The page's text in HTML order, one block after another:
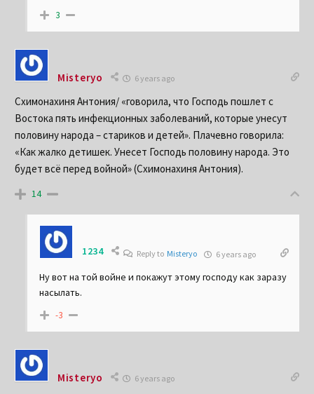
3
Misteryo 6 years ago
Схимонахиня Антония/ «говорила, что Господь пошлет с
Востока пять инфекционных заболеваний, которые унесут
половину народа – стариков и детей». Плачевно говорила:
«Как жалко детишек. Унесет Господь половину народа. Это
будет всё перед войной» (Схимонахиня Антония).
14
1234 Reply to Misteryo 6 years ago
Ну вот на той войне и покажут этому господу как заразу
насылать.
-3
Misteryo 6 years ago